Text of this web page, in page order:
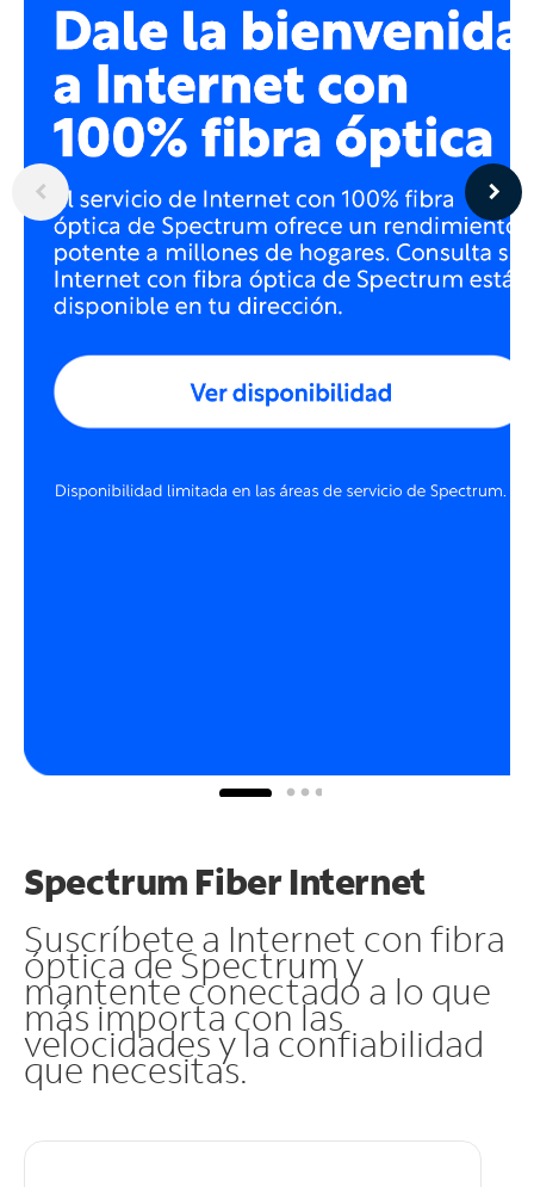
Spectrum Fiber Internet
Suscríbete a Internet con fibra
óptica de Spectrum y
mantente conectado a lo que
más importa con las
velocidades y la confiabilidad
que necesitas.